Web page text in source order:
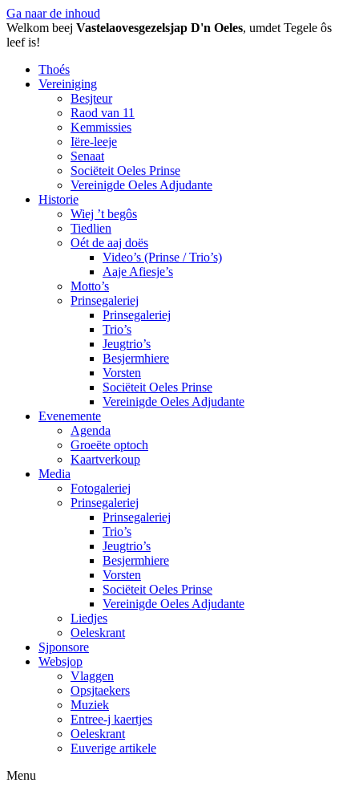
Ga naar de inhoud
Welkom beej Vastelaovesgezelsjap D'n Oeles, umdet Tegele ôs
leef is!
Thoés
Vereiniging
Besjteur
Raod van 11
Kemmissies
Iëre-leeje
Senaat
Sociëteit Oeles Prinse
Vereinigde Oeles Adjudante
Historie
Wiej ’t begôs
Tiedlien
Oét de aaj doës
Video’s (Prinse / Trio’s)
Aaje Afiesje’s
Motto’s
Prinsegaleriej
Prinsegaleriej
Trio’s
Jeugtrio’s
Besjermhiere
Vorsten
Sociëteit Oeles Prinse
Vereinigde Oeles Adjudante
Evenemente
Agenda
Groeëte optoch
Kaartverkoup
Media
Fotogaleriej
Prinsegaleriej
Prinsegaleriej
Trio’s
Jeugtrio’s
Besjermhiere
Vorsten
Sociëteit Oeles Prinse
Vereinigde Oeles Adjudante
Liedjes
Oeleskrant
Sjponsore
Websjop
Vlaggen
Opsjtaekers
Muziek
Entree-j kaertjes
Oeleskrant
Euverige artikele
Menu